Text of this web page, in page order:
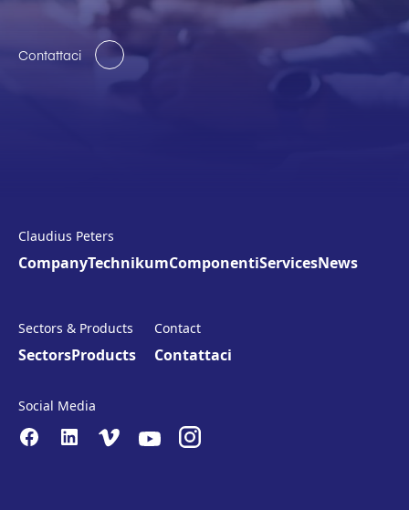
Contattaci
Claudius Peters
CompanyTechnikumComponentiServicesNews
Sectors & Products
SectorsProducts
Contact
Contattaci
Social Media